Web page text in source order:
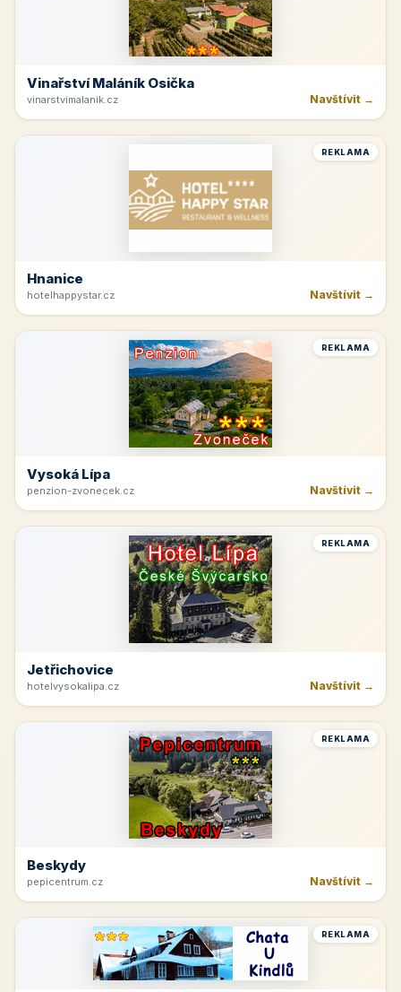
Vinařství Maláník Osička
vinarstvimalanik.cz Navštívit →
REKLAMA
Hnanice
hotelhappystar.cz Navštívit →
REKLAMA
Vysoká Lípa
penzion-zvonecek.cz Navštívit →
REKLAMA
Jetřichovice
hotelvysokalipa.cz Navštívit →
REKLAMA
Beskydy
pepicentrum.cz Navštívit →
REKLAMA